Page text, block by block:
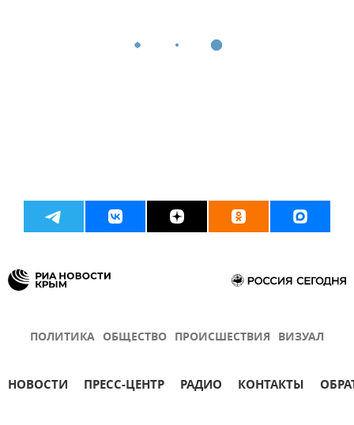
ПОЛИТИКА ОБЩЕСТВО ПРОИСШЕСТВИЯ ВИЗУАЛ
НОВОСТИ ПРЕСС-ЦЕНТР РАДИО КОНТАКТЫ